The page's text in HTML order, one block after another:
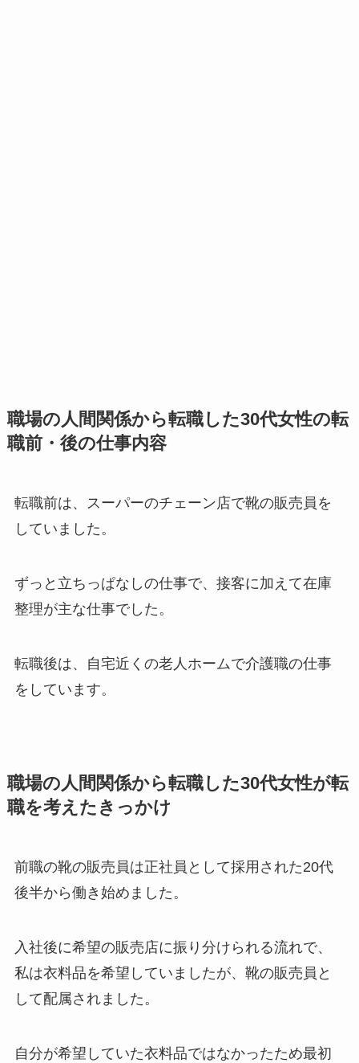
職場の人間関係から転職した30代女性の転
職前・後の仕事内容
転職前は、スーパーのチェーン店で靴の販売員を
していました。
ずっと立ちっぱなしの仕事で、接客に加えて在庫
整理が主な仕事でした。
転職後は、自宅近くの老人ホームで介護職の仕事
をしています。
職場の人間関係から転職した30代女性が転
職を考えたきっかけ
前職の靴の販売員は正社員として採用された20代
後半から働き始めました。
入社後に希望の販売店に振り分けられる流れで、
私は衣料品を希望していましたが、靴の販売員と
して配属されました。
自分が希望していた衣料品ではなかったため最初